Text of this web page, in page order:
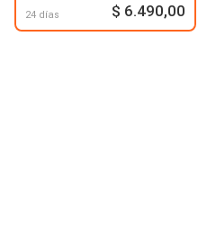
24 días $ 6.490,00